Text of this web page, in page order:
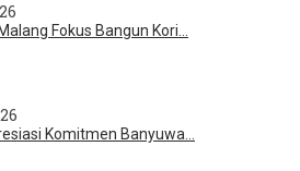
Fokus Bangun Kori…
Komitmen Banyuwa…